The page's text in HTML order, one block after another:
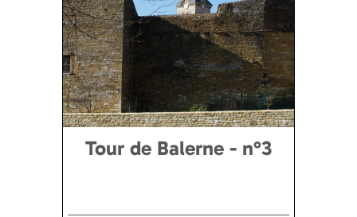
Tour de Balerne - n°3